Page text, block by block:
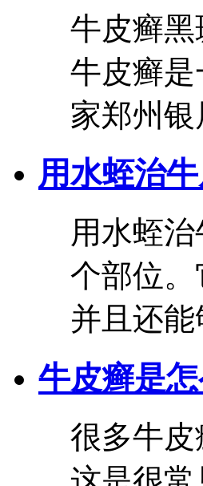
牛皮癣
牛皮癣
家郑州银
用水蛭治
用水蛭
个部位
并且还能
牛皮癣是
很多牛